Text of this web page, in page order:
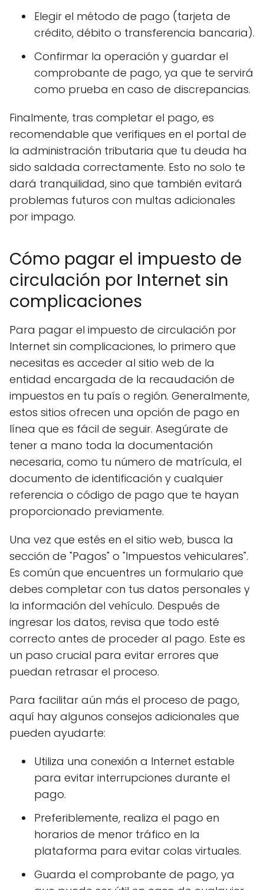
Elegir el método de pago (tarjeta de
crédito, débito o transferencia bancaria).
Confirmar la operación y guardar el
comprobante de pago, ya que te servirá
como prueba en caso de discrepancias.
Finalmente, tras completar el pago, es
recomendable que verifiques en el portal de
la administración tributaria que tu deuda ha
sido saldada correctamente. Esto no solo te
dará tranquilidad, sino que también evitará
problemas futuros con multas adicionales
por impago.
Cómo pagar el impuesto de
circulación por Internet sin
complicaciones
Para pagar el impuesto de circulación por
Internet sin complicaciones, lo primero que
necesitas es acceder al sitio web de la
entidad encargada de la recaudación de
impuestos en tu país o región. Generalmente,
estos sitios ofrecen una opción de pago en
línea que es fácil de seguir. Asegúrate de
tener a mano toda la documentación
necesaria, como tu número de matrícula, el
documento de identificación y cualquier
referencia o código de pago que te hayan
proporcionado previamente.
Una vez que estés en el sitio web, busca la
sección de "Pagos" o "Impuestos vehiculares".
Es común que encuentres un formulario que
debes completar con tus datos personales y
la información del vehículo. Después de
ingresar los datos, revisa que todo esté
correcto antes de proceder al pago. Este es
un paso crucial para evitar errores que
puedan retrasar el proceso.
Para facilitar aún más el proceso de pago,
aquí hay algunos consejos adicionales que
pueden ayudarte:
Utiliza una conexión a Internet estable
para evitar interrupciones durante el
pago.
Preferiblemente, realiza el pago en
horarios de menor tráfico en la
plataforma para evitar colas virtuales.
Guarda el comprobante de pago, ya